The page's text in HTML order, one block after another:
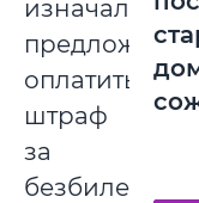
изначально
предложили
оплатить
штраф
за
безбилетный